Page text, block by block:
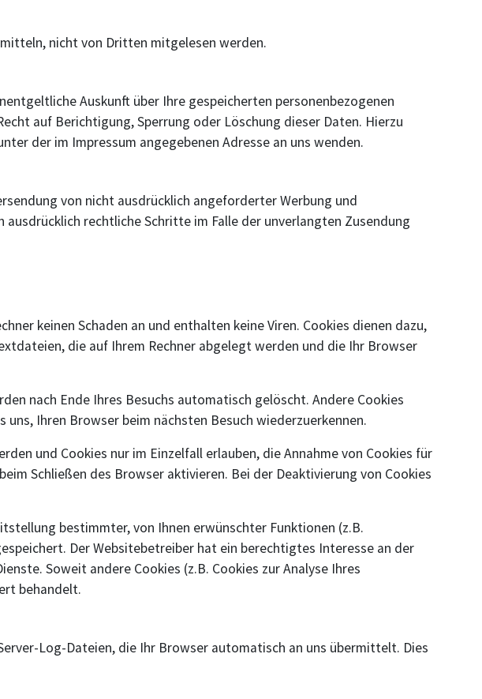
nicht von Dritten mitgelesen werden.
Auskunft über Ihre gespeicherten personenbezogenen
auf Berichtigung, Sperrung oder Löschung dieser Daten. Hierzu
der im Impressum angegebenen Adresse an uns wenden.
von nicht ausdrücklich angeforderter Werbung und
rechtliche Schritte im Falle der unverlangten Zusendung
keinen Schaden an und enthalten keine Viren. Cookies dienen dazu,
die auf Ihrem Rechner abgelegt werden und die Ihr Browser
nach Ende Ihres Besuchs automatisch gelöscht. Andere Cookies
Ihren Browser beim nächsten Besuch wiederzuerkennen.
und Cookies nur im Einzelfall erlauben, die Annahme von Cookies für
Schließen des Browser aktivieren. Bei der Deaktivierung von Cookies
bestimmter, von Ihnen erwünschter Funktionen (z.B.
Der Websitebetreiber hat ein berechtigtes Interesse an der
Soweit andere Cookies (z.B. Cookies zur Analyse Ihres
behandelt.
Log-Dateien, die Ihr Browser automatisch an uns übermittelt. Dies